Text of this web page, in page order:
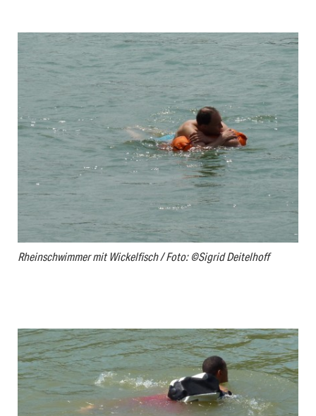
Rheinschwimmer mit Wickelfisch / Foto: ©Sigrid Deitelhoff